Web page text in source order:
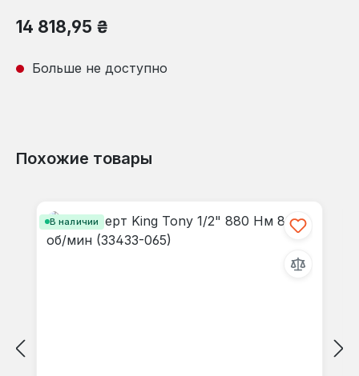
Обычная цена:
14 818,95 ₴
Больше не доступно
Похожие товары
В наличии